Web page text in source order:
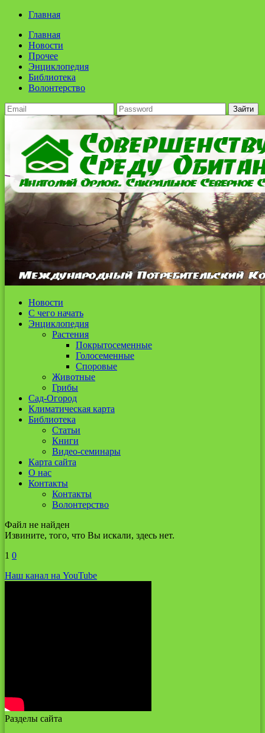
Главная
Главная
Новости
Прочее
Энциклопедия
Библиотека
Волонтерство
Зайти
Новости
С чего начать
Энциклопедия
Растения
Покрытосеменные
Голосеменные
Споровые
Животные
Грибы
Сад-Огород
Климатическая карта
Библиотека
Статьи
Книги
Видео-семинары
Карта сайта
О нас
Контакты
Контакты
Волонтерство
Файл не найден
Извините, того, что Вы искали, здесь нет.
1 0
Наш канал на YouTube
Разделы сайта